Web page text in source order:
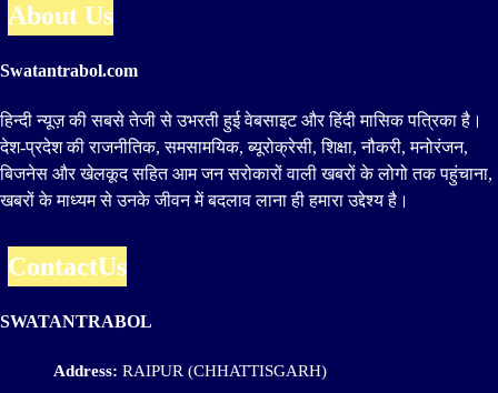
About Us
Swatantrabol.com
हिन्दी न्यूज़ की सबसे तेजी से उभरती हुई वेबसाइट और हिंदी मासिक पत्रिका है।
देश-प्रदेश की राजनीतिक, समसामयिक, ब्यूरोक्रेसी, शिक्षा, नौकरी, मनोरंजन,
बिजनेस और खेलकूद सहित आम जन सरोकारों वाली खबरों के लोगो तक पहुंचाना,
खबरों के माध्यम से उनके जीवन में बदलाव लाना ही हमारा उद्देश्य है।
ContactUs
SWATANTRABOL
Address: RAIPUR (CHHATTISGARH)